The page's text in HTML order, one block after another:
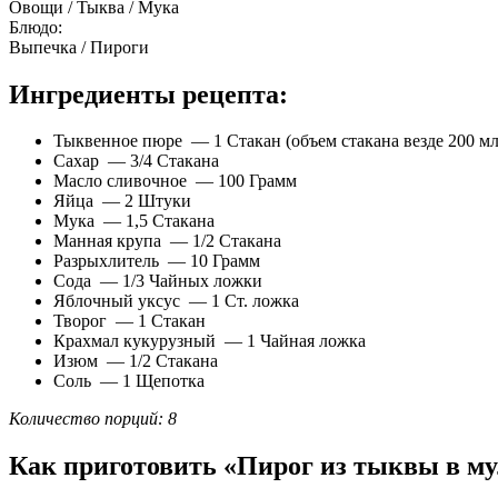
Овощи / Тыква / Мука
Блюдо:
Выпечка / Пироги
Ингредиенты рецепта:
Тыквенное пюре — 1 Стакан (объем стакана везде 200
Сахар — 3/4 Стакана
Масло сливочное — 100 Грамм
Яйца — 2 Штуки
Мука — 1,5 Стакана
Манная крупа — 1/2 Стакана
Разрыхлитель — 10 Грамм
Сода — 1/3 Чайных ложки
Яблочный уксус — 1 Ст. ложка
Творог — 1 Стакан
Крахмал кукурузный — 1 Чайная ложка
Изюм — 1/2 Стакана
Соль — 1 Щепотка
Количество порций: 8
Как приготовить «Пирог из тыквы в